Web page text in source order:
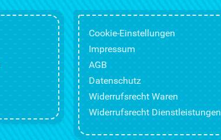
Cookie-Einstellungen
Impressum
AGB
Datenschutz
Widerrufsrecht Waren
Widerrufsrecht Dienstleistungen